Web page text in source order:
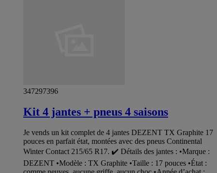
347297396
Kit 4 jantes + pneus 4 saisons
Je vends un kit complet de 4 jantes DEZENT TX Graphite 17
pouces en parfait état, montées avec des pneus Continental
Winter Contact 215/65 R17. ✔️ Détails des jantes : •Marque :
DEZENT •Modèle : TX Graphite •Taille : 17 pouces •État :